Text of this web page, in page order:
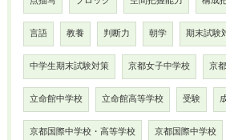
言語 教養 判断力 朝学 期末試験
中学生期末試験対策 京都女子中学校 京
立命館中学校 立命館高等学校 受験
京都国際中学校・高等学校 京都国際中学校